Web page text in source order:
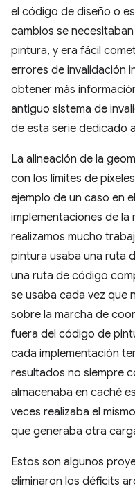
el código de diseño o
cambios se
pintura, y era fácil
errores de invalidación
obtener más
antiguo sistema de
de esta serie dedicado a
La alineación de la
con los límites de
ejemplo de un caso en
implementaciones de la
realizamos mucho
pintura usaba una ruta
una ruta de código
se usaba cada vez que
sobre la marcha de
fuera del código de
cada implementación
resultados no siempre
almacenaba en caché
veces realizaba el
que generaba otra
Estos son algunos
eliminaron los déficits